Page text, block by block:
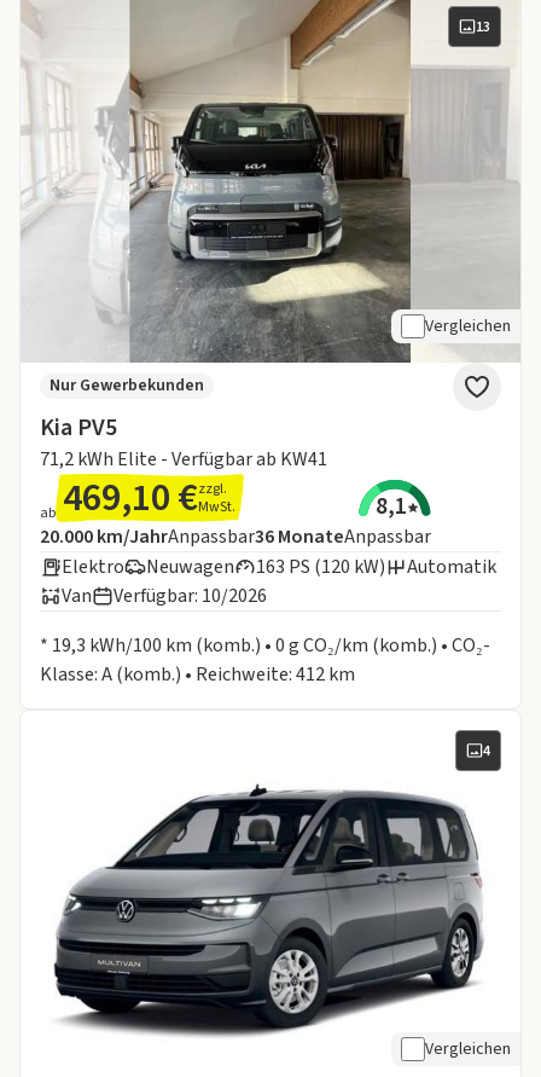
13
Vergleichen
Kia PV5
71,2 kWh Elite - Verfügbar ab KW41
Nur Gewerbekunden
ab 469,10 €zzgl.
MwSt.
8,1
Angebotsdetails:
Inklusive Laufleistung
20.000 km/JahrAnpassbarLaufzeit
36MonateAnpassbar
Elektro
Neuwagen 163 PS (120 kW)
Automatik
Van
Verfügbar: 10/2026
* 19,3 kWh/100 km (komb.) • 0 g CO₂/km (komb.) • CO₂-
Klasse: A (komb.) • Reichweite: 412 km
4
Vergleichen